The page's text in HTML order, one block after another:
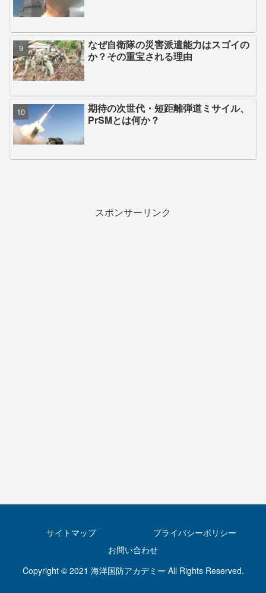
なぜ自衛隊の災害派遣能力はスゴイの
か？その重宝される理由
期待の次世代・短距離弾道ミサイル、
PrSMとは何か？
スポンサーリンク
サイトマップ
プライバシーポリシー
お問い合わせ
Copyright © 2021 海洋国防アカデミー All Rights Reserved.